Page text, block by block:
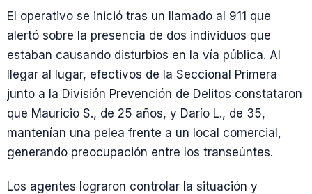
El operativo se inició tras un llamado al 911 que
alertó sobre la presencia de dos individuos que
estaban causando disturbios en la vía pública. Al
llegar al lugar, efectivos de la Seccional Primera
junto a la División Prevención de Delitos constataron
que Mauricio S., de 25 años, y Darío L., de 35,
mantenían una pelea frente a un local comercial,
generando preocupación entre los transeúntes.
Los agentes lograron controlar la situación y